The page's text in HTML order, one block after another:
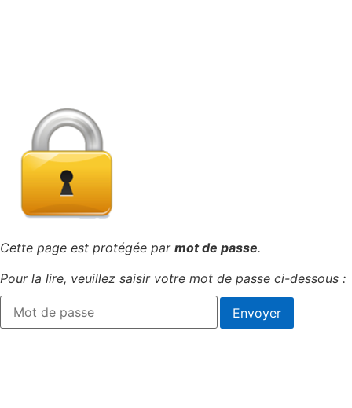
Cette page est protégée par mot de passe.
Pour la lire, veuillez saisir votre mot de passe ci-dessous :